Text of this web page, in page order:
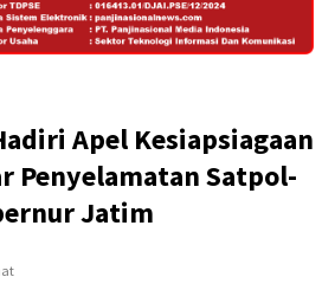
Apel Kesiapsiagaan
Penyelamatan Satpol-
Jatim